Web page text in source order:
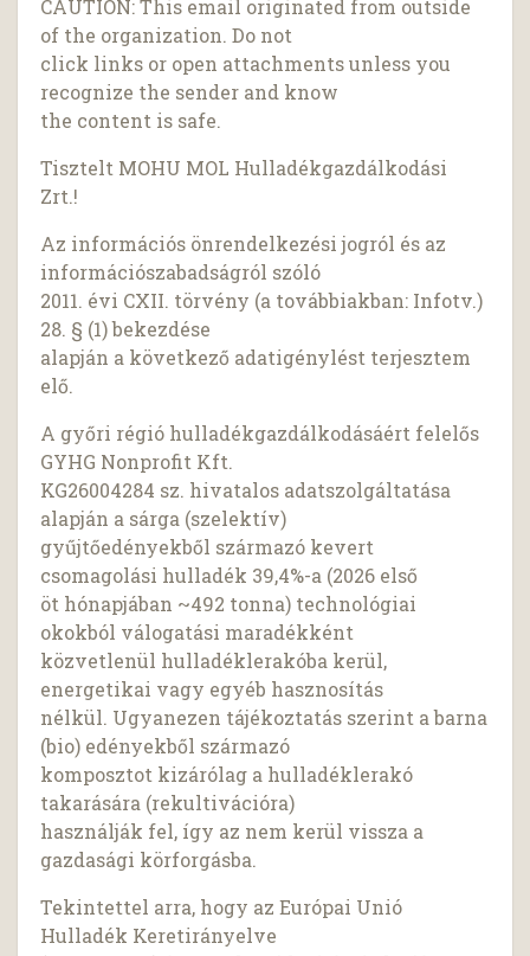
CAUTION: This email originated from outside
of the organization. Do not
click links or open attachments unless you
recognize the sender and know
the content is safe.
Tisztelt MOHU MOL Hulladékgazdálkodási
Zrt.!
Az információs önrendelkezési jogról és az
információszabadságról szóló
2011. évi CXII. törvény (a továbbiakban: Infotv.)
28. § (1) bekezdése
alapján a következő adatigénylést terjesztem
elő.
A győri régió hulladékgazdálkodásáért felelős
GYHG Nonprofit Kft.
KG26004284 sz. hivatalos adatszolgáltatása
alapján a sárga (szelektív)
gyűjtőedényekből származó kevert
csomagolási hulladék 39,4%-a (2026 első
öt hónapjában ~492 tonna) technológiai
okokból válogatási maradékként
közvetlenül hulladéklerakóba kerül,
energetikai vagy egyéb hasznosítás
nélkül. Ugyanezen tájékoztatás szerint a barna
(bio) edényekből származó
komposztot kizárólag a hulladéklerakó
takarására (rekultivációra)
használják fel, így az nem kerül vissza a
gazdasági körforgásba.
Tekintettel arra, hogy az Európai Unió
Hulladék Keretirányelve